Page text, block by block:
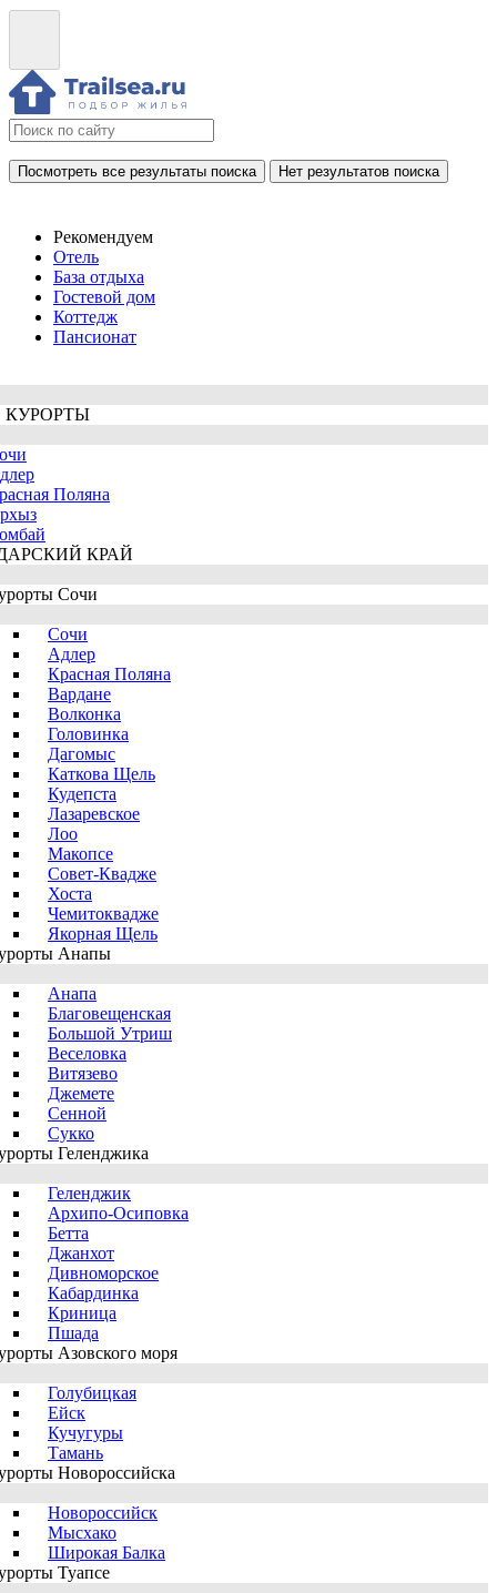
Посмотреть все результаты поиска Нет результатов поиска
Рекомендуем
Отель
База отдыха
Гостевой дом
Коттедж
Пансионат
КУРОРТЫ
Поляна
КРАЙ
Сочи
Сочи
Адлер
Красная Поляна
Вардане
Волконка
Головинка
Дагомыс
Каткова Щель
Кудепста
Лазаревское
Лоо
Макопсе
Совет-Квадже
Хоста
Чемитоквадже
Якорная Щель
Анапы
Анапа
Благовещенская
Большой Утриш
Веселовка
Витязево
Джемете
Сенной
Сукко
Геленджика
Геленджик
Архипо-Осиповка
Бетта
Джанхот
Дивноморское
Кабардинка
Криница
Пшада
Азовского моря
Голубицкая
Ейск
Кучугуры
Тамань
Новороссийска
Новороссийск
Мысхако
Широкая Балка
Туапсе